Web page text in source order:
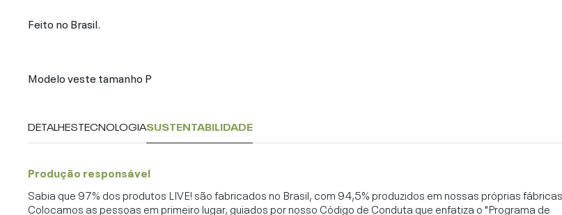
Feito no Brasil.
Modelo veste tamanho P
DETALHESTECNOLOGIASUSTENTABILIDADE
Produção responsável
Sabia que 97% dos produtos LIVE! são fabricados no Brasil, com 94,5% produzidos em nossas próprias
Colocamos as pessoas em primeiro lugar, guiados por nosso Código de Conduta que enfatiza o "Programa de